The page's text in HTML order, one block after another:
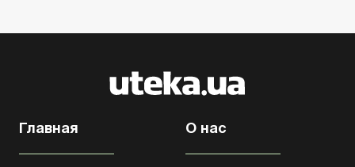
Главная О нас